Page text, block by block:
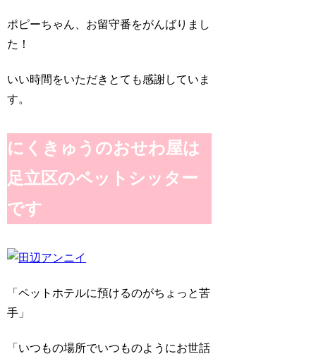
ポピーちゃん、お留守番をがんばりまし
た！
いい時間をいただきとても感謝していま
す。
にくきゅうのおせわ屋は
足立区のペットシッター
です
「ペットホテルに預けるのがちょっと苦
手」
「いつもの場所でいつものようにお世話